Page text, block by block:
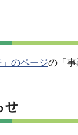
」のページの「
せ